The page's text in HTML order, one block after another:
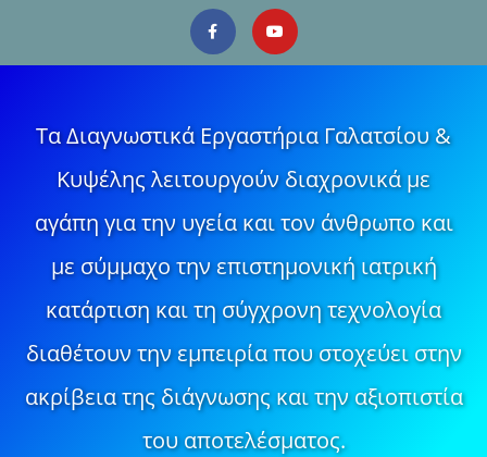
Τα Διαγνωστικά Εργαστήρια Γαλατσίου &
Κυψέλης λειτουργούν διαχρονικά με
αγάπη για την υγεία και τον άνθρωπο και
με σύμμαχο την επιστημονική ιατρική
κατάρτιση και τη σύγχρονη τεχνολογία
διαθέτουν την εμπειρία που στοχεύει στην
ακρίβεια της διάγνωσης και την αξιοπιστία
του αποτελέσματος.